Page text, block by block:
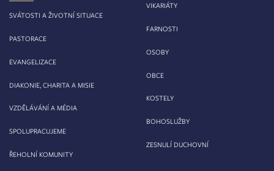
SVÁTOSTI A ŽIVOTNÍ SITUACE
PASTORACE
EVANGELIZACE
DIAKONIE, CHARITA A MISIE
VZDĚLÁVÁNÍ A MÉDIA
SPOLUPRACUJEME
ŘEHOLNÍ KOMUNITY
VIKARIÁTY
FARNOSTI
OSOBY
OBCE
KOSTELY
BOHOSLUŽBY
ZESNULÍ DUCHOVNÍ